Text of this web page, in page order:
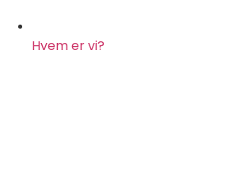
Hvem er vi?